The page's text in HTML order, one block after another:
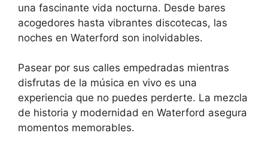
una fascinante vida nocturna. Desde bares
acogedores hasta vibrantes discotecas, las
noches en Waterford son inolvidables.
Pasear por sus calles empedradas mientras
disfrutas de la música en vivo es una
experiencia que no puedes perderte. La mezcla
de historia y modernidad en Waterford asegura
momentos memorables.